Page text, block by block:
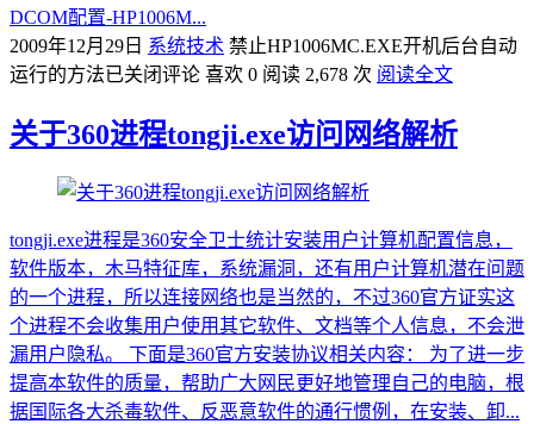
DCOM配置-HP1006M...
2009年12月29日 系统技术 禁止HP1006MC.EXE开机后台自动
运行的方法已关闭评论 喜欢 0 阅读 2,678 次 阅读全文
关于360进程tongji.exe访问网络解析
tongji.exe进程是360安全卫士统计安装用户计算机配置信息，
软件版本，木马特征库，系统漏洞，还有用户计算机潜在问题
的一个进程，所以连接网络也是当然的，不过360官方证实这
个进程不会收集用户使用其它软件、文档等个人信息，不会泄
漏用户隐私。 下面是360官方安装协议相关内容： 为了进一步
提高本软件的质量，帮助广大网民更好地管理自己的电脑，根
据国际各大杀毒软件、反恶意软件的通行惯例，在安装、卸...